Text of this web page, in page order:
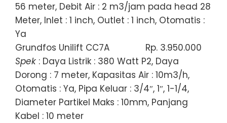
56 meter, Debit Air : 2 m3/jam pada head 28
Meter, Inlet : 1 inch, Outlet : 1 inch, Otomatis :
Ya
Grundfos Unilift CC7A
Rp. 3.950.000
Spek : Daya Listrik : 380 Watt P2, Daya
Dorong : 7 meter, Kapasitas Air : 10m3/h,
Otomatis : Ya, Pipa Keluar : 3/4″, 1″, 1-1/4,
Diameter Partikel Maks : 10mm, Panjang
Kabel : 10 meter